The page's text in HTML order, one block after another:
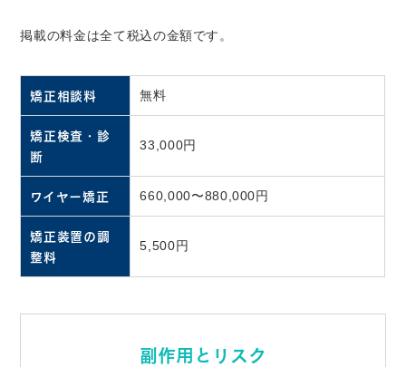
掲載の料金は全て税込の金額です。
矯正相談料 無料
矯正検査・診
断
33,000円
ワイヤー矯正 660,000〜880,000円
矯正装置の調
整料
5,500円
副作用とリスク